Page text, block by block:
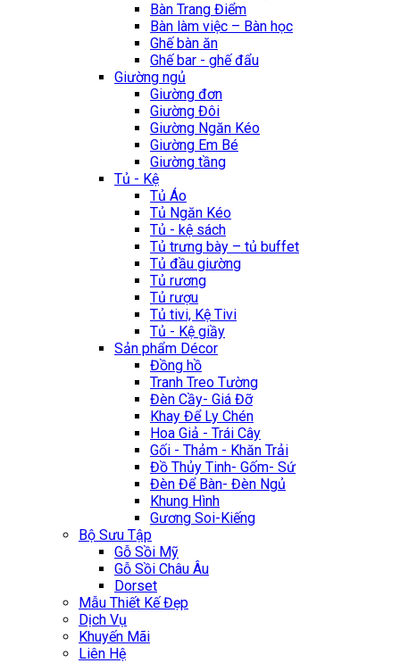
Bàn Trang Điểm
Bàn làm việc – Bàn học
Ghế bàn ăn
Ghế bar - ghế đẩu
Giường ngủ
Giường đơn
Giường Đôi
Giường Ngăn Kéo
Giường Em Bé
Giường tầng
Tủ - Kệ
Tủ Áo
Tủ Ngăn Kéo
Tủ - kệ sách
Tủ trưng bày – tủ buffet
Tủ đầu giường
Tủ rương
Tủ rượu
Tủ tivi, Kệ Tivi
Tủ - Kệ giầy
Sản phẩm Décor
Đồng hồ
Tranh Treo Tường
Đèn Cầy- Giá Đỡ
Khay Để Ly Chén
Hoa Giả - Trái Cây
Gối - Thảm - Khăn Trải
Đồ Thủy Tinh- Gốm- Sứ
Đèn Để Bàn- Đèn Ngủ
Khung Hình
Gương Soi-Kiếng
Bộ Sưu Tập
Gỗ Sồi Mỹ
Gỗ Sồi Châu Âu
Dorset
Mẫu Thiết Kế Đẹp
Dịch Vụ
Khuyến Mãi
Liên Hệ